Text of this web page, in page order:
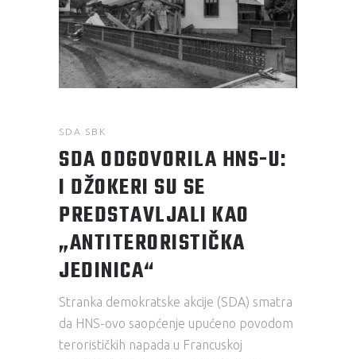
SDA SBK
SDA ODGOVORILA HNS-U:
I DŽOKERI SU SE
PREDSTAVLJALI KAO
„ANTITERORISTIČKA
JEDINICA“
Stranka demokratske akcije (SDA) smatra
da HNS-ovo saopćenje upućeno povodom
terorističkih napada u Francuskoj